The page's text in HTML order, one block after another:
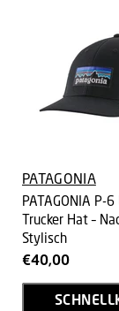
PATAGONIA
PATAGONIA P-
Trucker Hat –
Stylisch
€40,00